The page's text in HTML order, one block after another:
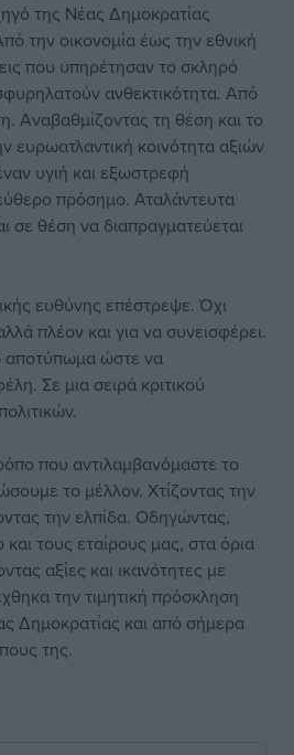
της Νέας Δημοκρατίας
την οικονομία έως την εθνική
που υπηρέτησαν το σκληρό
ανθεκτικότητα. Από
Αναβαθμίζοντας τη θέση και το
ευρωατλαντική κοινότητα αξιών
υγιή και εξωστρεφή
πρόσημο. Αταλάντευτα
σε θέση να διαπραγματεύεται
ευθύνης επέστρεψε. Όχι
πλέον και για να συνεισφέρει.
αποτύπωμα ώστε να
Σε μια σειρά κριτικού
που αντιλαμβανόμαστε το
το μέλλον. Χτίζοντας την
την ελπίδα. Οδηγώντας,
τους εταίρους μας, στα όρια
αξίες και ικανότητες με
την τιμητική πρόσκληση
Δημοκρατίας και από σήμερα
της.